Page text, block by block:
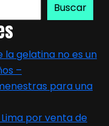
Buscar
gelatina no es un
–
para una
por venta de